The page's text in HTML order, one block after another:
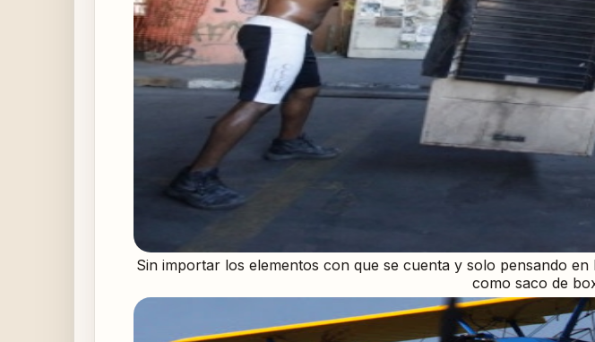
Sin importar los elementos con que se cuenta y solo pensando
como saco de